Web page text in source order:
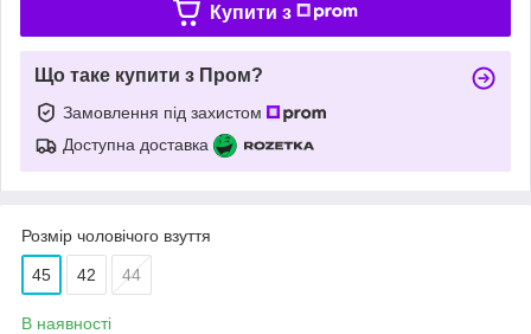
Купити з
Що таке купити з Пром?
Замовлення під захистом
Доступна доставка
Розмір чоловічого взуття
45 42 44
В наявності